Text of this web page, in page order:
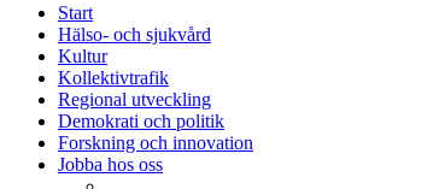
Start
Hälso- och sjukvård
Kultur
Kollektivtrafik
Regional utveckling
Demokrati och politik
Forskning och innovation
Jobba hos oss